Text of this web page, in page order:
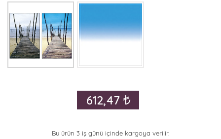
612,47
Bu ürün 3 iş günü içinde kargoya verilir.